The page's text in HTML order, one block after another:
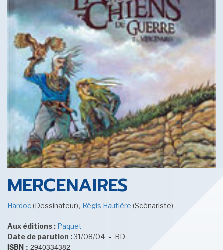
J'ai oublié mon
Toujours pas
IMAGINALES 2026
SENSE OF WONDER
CINÉMA ET SÉRIES
LES ACTUALITÉS DE J.R.R. TOLKIEN
MERCENAIRES
Hardoc (Dessinateur), Régis Hautière (Scénariste)
Aux éditions : Paquet
Date de parution :31/08/04 - BD
ISBN : 2940334382